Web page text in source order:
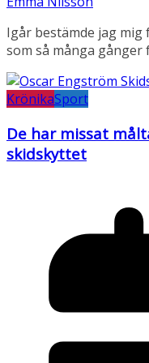
Igår bestämde jag
som så många
KrönikaSport
De har missat
skidskyttet